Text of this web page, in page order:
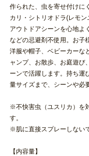
作られた、虫を寄せ付けに
カリ・シトリオドラ(レモン
アウトドアシーンを心地よ
などの忌避剤不使用。お子
洋服や帽子、ベビーカーな
ャンプ、お散歩、お庭遊び
ーンで活躍します。持ち運
量サイズまで、シーンや必
※不快害虫（ユスリカ）を
す。
※肌に直接スプレーしない
【内容量】